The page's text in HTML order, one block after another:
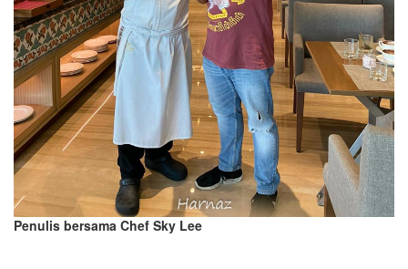
Penulis bersama Chef Sky Lee